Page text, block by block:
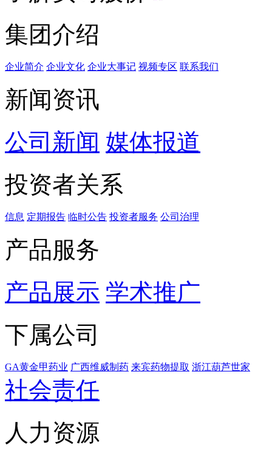
集团介绍
企业简介 企业文化 企业⼤事记 视频专区 联系我们
新闻资讯
公司新闻 媒体报道
投资者关系
信息 定期报告 临时公告 投资者服务 公司治理
产品服务
产品展示 学术推广
下属公司
GA黄金甲药业 广西维威制药 来宾药物提取 浙江葫芦世家
社会责任
人力资源